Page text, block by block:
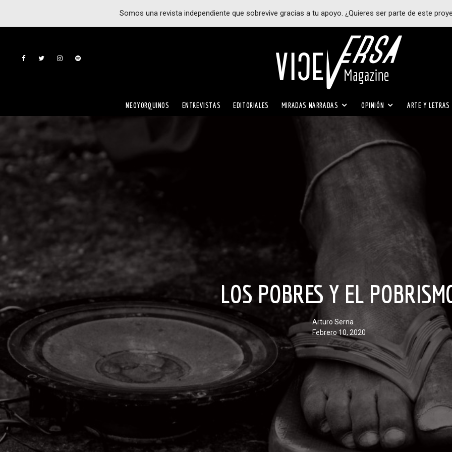
Somos una revista independiente que sobrevive gracias a tu apoyo. ¿Quieres ser parte de este
NEOYORQUINOS ENTREVISTAS EDITORIALES MIRADAS NARRADAS OPINIÓN ARTE Y LETRAS
LOS POBRES Y EL
Arturo Serna
febrero 10, 2020